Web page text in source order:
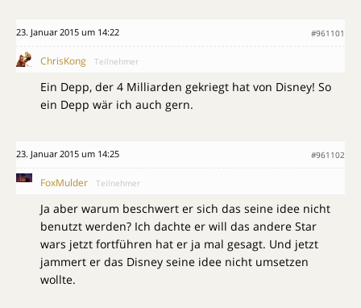
23. Januar 2015 um 14:22 #961101
ChrisKong Teilnehmer
Ein Depp, der 4 Milliarden gekriegt hat von Disney! So
ein Depp wär ich auch gern.
23. Januar 2015 um 14:25 #961102
FoxMulder Teilnehmer
Ja aber warum beschwert er sich das seine idee nicht
benutzt werden? Ich dachte er will das andere Star
wars jetzt fortführen hat er ja mal gesagt. Und jetzt
jammert er das Disney seine idee nicht umsetzen
wollte.